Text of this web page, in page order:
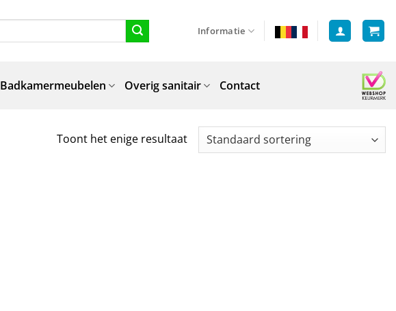
Informatie
Badkamermeubelen Overig sanitair Contact
Toont het enige resultaat